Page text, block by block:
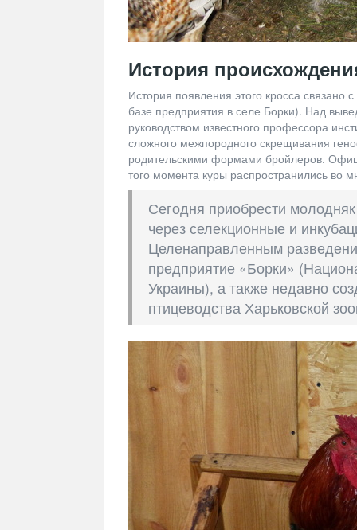
История
История появления этого кросса связано
базе предприятия в селе Борки). Над
руководством известного профессора
сложного межпородного скрещивания
родительскими формами бройлеров.
того момента куры распространились во
Сегодня приобрести
через селекционные и
Целенаправленным
предприятие «Борки»
Украины), а также недавно
птицеводства Харьковской